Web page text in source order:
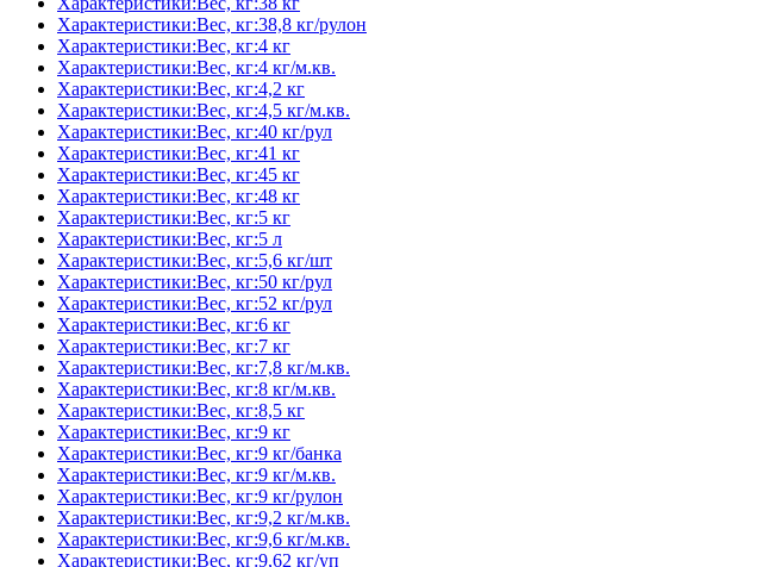
Характеристики:Вес, кг:38,8 кг/рулон
Характеристики:Вес, кг:4 кг
Характеристики:Вес, кг:4 кг/м.кв.
Характеристики:Вес, кг:4,2 кг
Характеристики:Вес, кг:4,5 кг/м.кв.
Характеристики:Вес, кг:40 кг/рул
Характеристики:Вес, кг:41 кг
Характеристики:Вес, кг:45 кг
Характеристики:Вес, кг:48 кг
Характеристики:Вес, кг:5 кг
Характеристики:Вес, кг:5 л
Характеристики:Вес, кг:5,6 кг/шт
Характеристики:Вес, кг:50 кг/рул
Характеристики:Вес, кг:52 кг/рул
Характеристики:Вес, кг:6 кг
Характеристики:Вес, кг:7 кг
Характеристики:Вес, кг:7,8 кг/м.кв.
Характеристики:Вес, кг:8 кг/м.кв.
Характеристики:Вес, кг:8,5 кг
Характеристики:Вес, кг:9 кг
Характеристики:Вес, кг:9 кг/банка
Характеристики:Вес, кг:9 кг/м.кв.
Характеристики:Вес, кг:9 кг/рулон
Характеристики:Вес, кг:9,2 кг/м.кв.
Характеристики:Вес, кг:9,6 кг/м.кв.
Характеристики:Вес, кг:9,62 кг/уп